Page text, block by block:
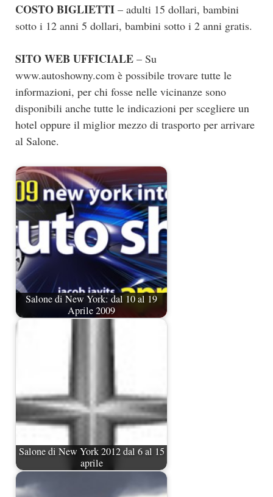
COSTO BIGLIETTI – adulti 15 dollari, bambini
sotto i 12 anni 5 dollari, bambini sotto i 2 anni gratis.
SITO WEB UFFICIALE – Su
www.autoshowny.com è possibile trovare tutte le
informazioni, per chi fosse nelle vicinanze sono
disponibili anche tutte le indicazioni per scegliere un
hotel oppure il miglior mezzo di trasporto per arrivare
al Salone.
Salone di New York: dal 10 al 19
Aprile 2009
Salone di New York 2012 dal 6 al 15
aprile